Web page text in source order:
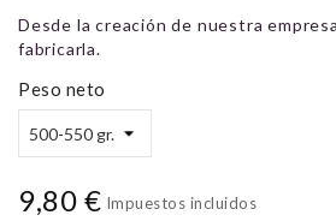
Desde la creación de nuestra
fabricarla.
Peso neto
9,80 € Impuestos incluidos